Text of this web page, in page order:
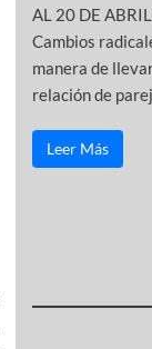
AL 20 DE
Cambios
manera de
relación de
Leer Más